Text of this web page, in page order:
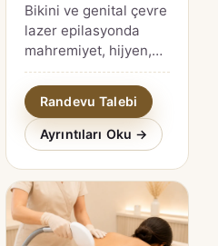
Bikini ve genital çevre
lazer epilasyonda
mahremiyet, hijyen,
kapsam, hazırlık ve
bakım hakkında
ayrıntılı rehber.
Randevu Talebi
Ayrıntıları Oku →